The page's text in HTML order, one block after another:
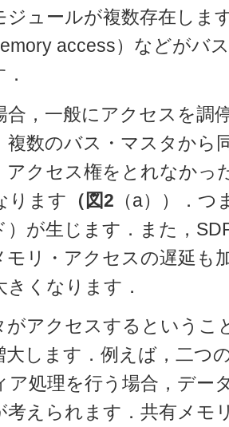
ジュールが複数存在しま
access）などがバ
，一般にアクセスを調
複数のバス・マスタから
アクセス権をとれなかっ
ります （図2 （a））．
）が生じます．また，
モリ・アクセスの遅延も
くなります．
アクセスするというこ
大します．例えば，二つ
ア処理を行う場合，デー
考えられます．共有メモ